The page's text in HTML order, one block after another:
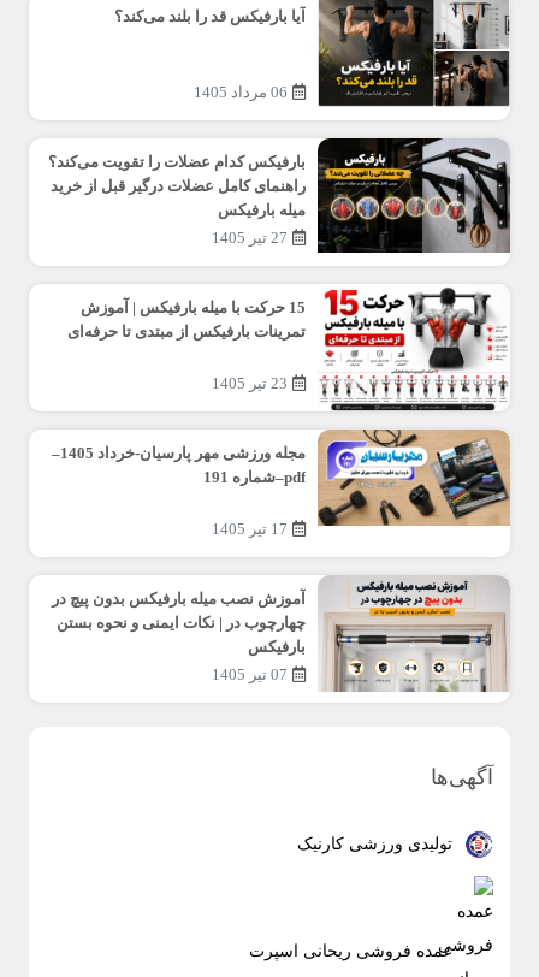
آیا بارفیکس قد را بلند می‌کند؟
06 مرداد 1405
بارفیکس کدام عضلات را تقویت می‌کند؟
راهنمای کامل عضلات درگیر قبل از خرید
میله بارفیکس
27 تیر 1405
15 حرکت با میله بارفیکس | آموزش
تمرینات بارفیکس از مبتدی تا حرفه‌ای
23 تیر 1405
مجله ورزشی مهر پارسیان-خرداد 1405–
pdf–شماره 191
17 تیر 1405
آموزش نصب میله بارفیکس بدون پیچ در
چهارچوب در | نکات ایمنی و نحوه بستن
بارفیکس
07 تیر 1405
آگهی‌ها
تولیدی ورزشی کارنیک
عمده فروشی ریحانی اسپرت